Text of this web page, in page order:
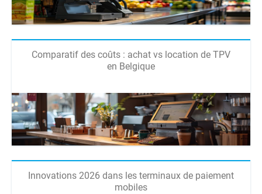
Comparatif des coûts : achat vs location de TPV
en Belgique
Innovations 2026 dans les terminaux de paiement
mobiles